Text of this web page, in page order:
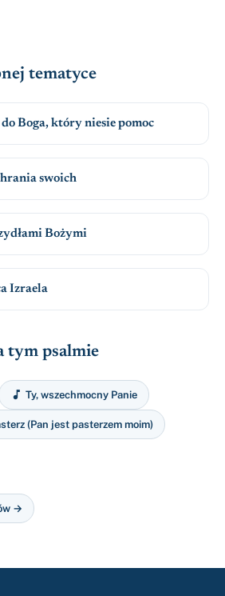
tematyce
Boga, który niesie pomoc
swoich
Bożymi
Izraela
tym psalmie
 Ty, wszechmocny Panie
(Pan jest pasterzem moim)
→